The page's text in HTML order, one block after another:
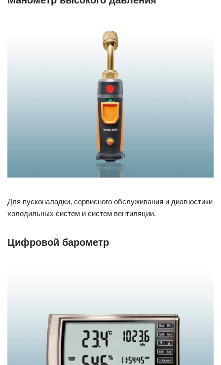
Для пусконаладки, сервисного обслуживания и диагностики
холодильных систем и систем вентиляции.
Цифровой барометр